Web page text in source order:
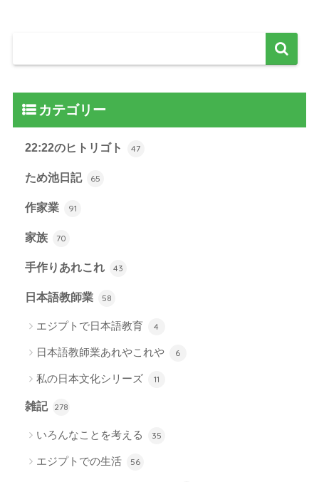
カテゴリー
22:22のヒトリゴト 47
ため池日記 65
作家業 91
家族 70
手作りあれこれ 43
日本語教師業 58
エジプトで日本語教育 4
日本語教師業あれやこれや 6
私の日本文化シリーズ 11
雑記 278
いろんなことを考える 35
エジプトでの生活 56